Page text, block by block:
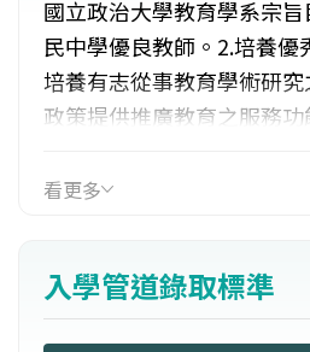
國立政治大學教育學系宗
民中學優良教師。2.培養優
培養有志從事教育學術研
政策提供推廣教育之服務
與領導之能力。3.政策發展
版、廣告設計。
看更多
入學管道錄取標準